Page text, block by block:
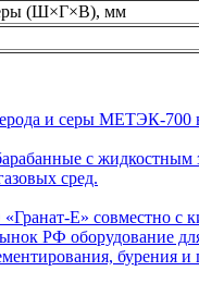
(Ш×Г×В), мм
и серы МЕТЭК-700
с жидкостным
сред.
Е» совместно с
РФ оборудование
бурения и